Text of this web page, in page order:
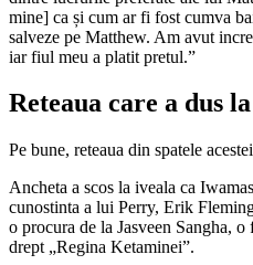
mine] ca și cum ar fi fost cumva
salveze pe Matthew. Am avut
iar fiul meu a platit pretul.”
Reteaua care a dus
Pe bune, reteaua din spatele
Ancheta a scos la iveala ca
cunostinta a lui Perry, Erik
o procura de la Jasveen Sangha,
drept „Regina Ketaminei”.